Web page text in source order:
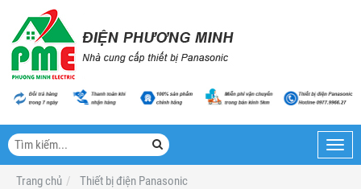
Trang chủ
Thiết bị điện Panasonic